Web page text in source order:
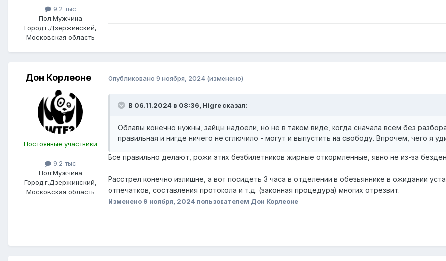
9.2 тыс
Пол:Мужчина
Город:г.Дзержинский,
Московская область
Дон Корлеоне
Постоянные участники
9.2 тыс
Пол:Мужчина
Город:г.Дзержинский,
Московская область
Опубликовано 9 ноября, 2024 (изменено)
В 06.11.2024 в 08:36, Higre сказал:
Облавы конечно нужны, зайцы надоели, но не в таком виде, когда сначала всем без
правильная и нигде ничего не сглючило - могут и выпустить на свободу. Впрочем, чего я
Все правильно делают, рожи этих безбилетников жирные откормленные, явно не из-за
Расстрел конечно излишне, а вот посидеть 3 часа в отделении в обезьяннике в ожидании
отпечатков, составления протокола и т.д. (законная процедура) многих отрезвит.
Изменено 9 ноября, 2024 пользователем Дон Корлеоне